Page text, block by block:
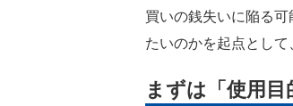
買いの銭失いに陥る
たいのかを起点として
まずは「使用